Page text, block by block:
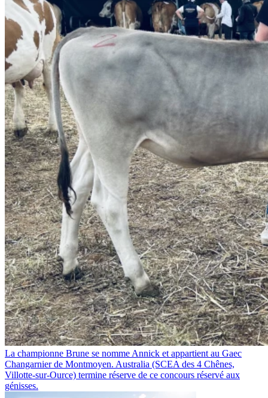
La championne Brune se nomme Annick et appartient au Gaec
Changarnier de Montmoyen. Australia (SCEA des 4 Chênes,
Villotte-sur-Ource) termine réserve de ce concours réservé aux
génisses.